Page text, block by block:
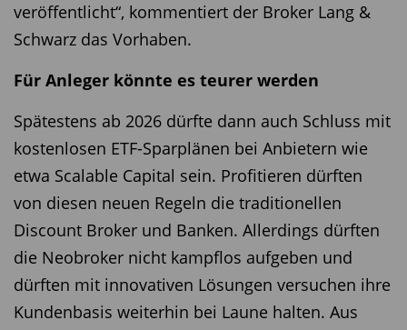
veröffentlicht“, kommentiert der Broker Lang &
Schwarz das Vorhaben.
Für Anleger könnte es teurer werden
Spätestens ab 2026 dürfte dann auch Schluss mit
kostenlosen ETF-Sparplänen bei Anbietern wie
etwa Scalable Capital sein. Profitieren dürften
von diesen neuen Regeln die traditionellen
Discount Broker und Banken. Allerdings dürften
die Neobroker nicht kampflos aufgeben und
dürften mit innovativen Lösungen versuchen ihre
Kundenbasis weiterhin bei Laune halten. Aus